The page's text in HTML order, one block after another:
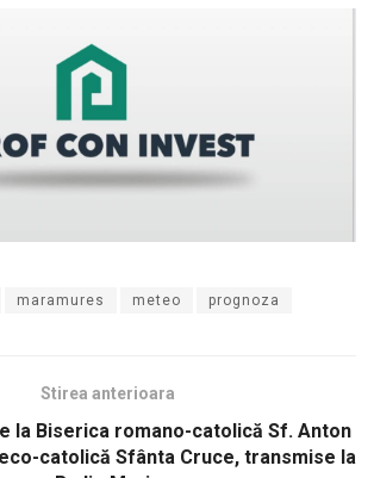
maramures meteo prognoza
Stirea anterioara
la Biserica romano-catolică Sf. Anton
catolică Sfânta Cruce, transmise la